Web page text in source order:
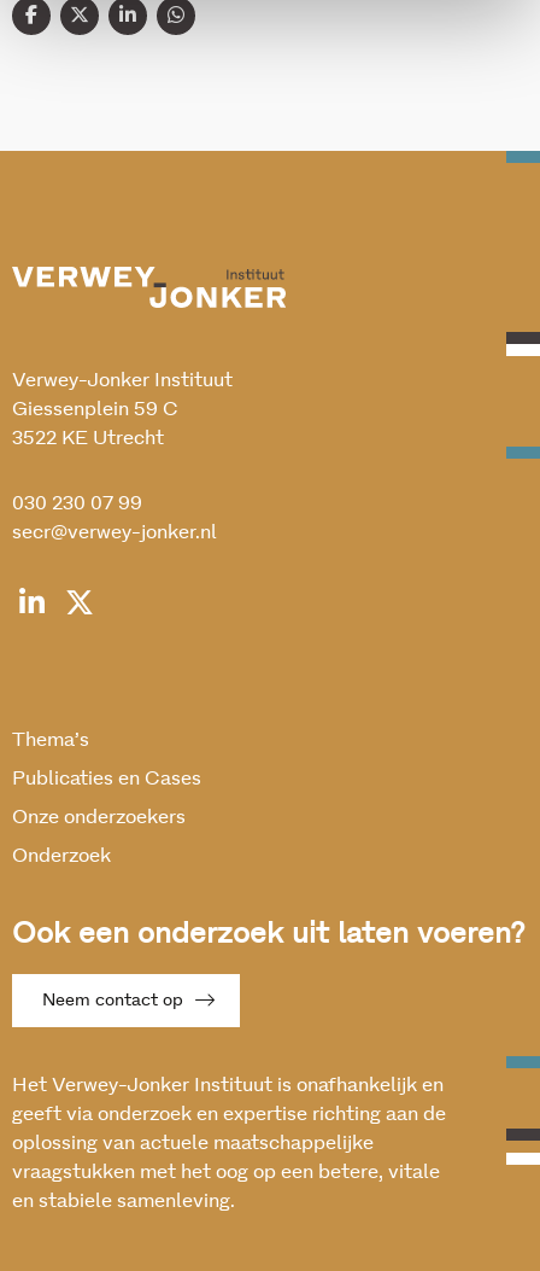
Verwey-Jonker Instituut
Giessenplein 59 C
3522 KE Utrecht
030 230 07 99
secr@verwey-jonker.nl
Thema’s
Publicaties en Cases
Onze onderzoekers
Onderzoek
Ook een onderzoek uit laten voeren?
Neem contact op
Het Verwey-Jonker Instituut is onafhankelijk en
geeft via onderzoek en expertise richting aan de
oplossing van actuele maatschappelijke
vraagstukken met het oog op een betere, vitale
en stabiele samenleving.